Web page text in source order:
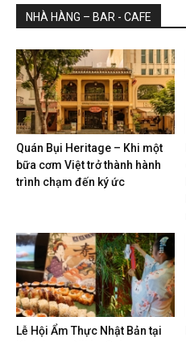
NHÀ HÀNG – BAR - CAFE
Quán Bụi Heritage – Khi một
bữa cơm Việt trở thành hành
trình chạm đến ký ức
Lễ Hội Ẩm Thực Nhật Bản tại